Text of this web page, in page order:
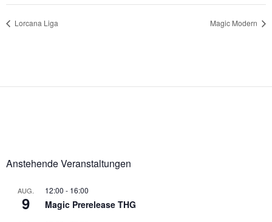
Lorcana Liga Magic Modern
Anstehende Veranstaltungen
AUG.
9
12:00 - 16:00
Magic Prerelease THG